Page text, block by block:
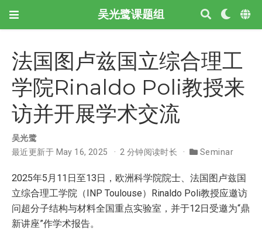
吴光鹭课题组
法国图卢兹国立综合理工
学院Rinaldo Poli教授来
访并开展学术交流
吴光鹭
最近更新于 May 16, 2025
2 分钟阅读时长 Seminar
2025年5月11日至13日，欧洲科学院院士、法国图卢兹国
立综合理工学院（INP Toulouse）Rinaldo Poli教授应邀访
问超分子结构与材料全国重点实验室，并于12日受邀为“鼎
新讲座”作学术报告。